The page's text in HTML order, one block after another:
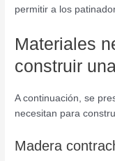
permitir a los
Materiales
construir
A continuación, se
necesitan para
Madera